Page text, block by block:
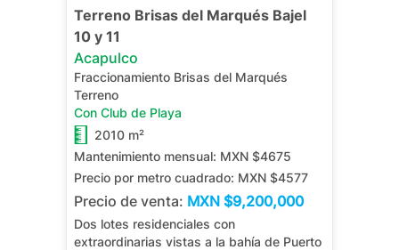
Terreno Brisas del Marqués Bajel
10 y 11
Acapulco
Fraccionamiento Brisas del Marqués
Terreno
Con Club de Playa
2010 m²
Mantenimiento mensual: MXN $4675
Precio por metro cuadrado: MXN $4577
Precio de venta: MXN $9,200,000
Dos lotes residenciales con
extraordinarias vistas a la bahía de Puerto